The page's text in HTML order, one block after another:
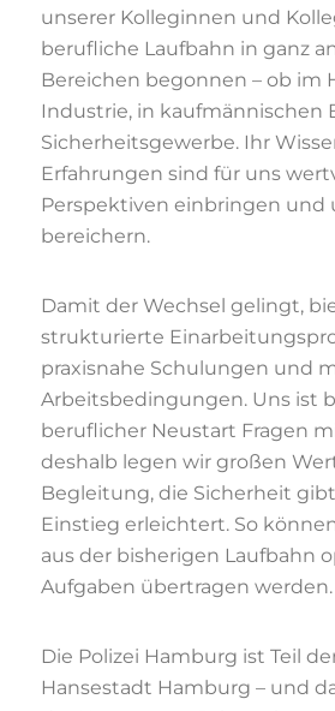
unserer Kolleginnen und
berufliche Laufbahn in ganz
Bereichen begonnen – ob im
Industrie, in kaufmännischen
Sicherheitsgewerbe. Ihr
Erfahrungen sind für uns
Perspektiven einbringen und
bereichern.
Damit der Wechsel gelingt,
strukturierte
praxisnahe Schulungen und
Arbeitsbedingungen. Uns ist
beruflicher Neustart Fragen
deshalb legen wir großen
Begleitung, die Sicherheit
Einstieg erleichtert. So
aus der bisherigen Laufbahn
Aufgaben übertragen werden.
Die Polizei Hamburg ist Teil
Hansestadt Hamburg – und